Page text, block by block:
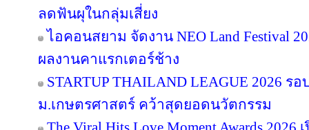
ลดฟันผุในกลุ่มเสี่ยง
ไอคอนสยาม จัดงาน NEO Land Festival
ผลงานคาแรกเตอร์ช้าง
STARTUP THAILAND LEAGUE 2026 ร
ม.เกษตรศาสตร์ คว้าสุดยอดนวัตกรรม